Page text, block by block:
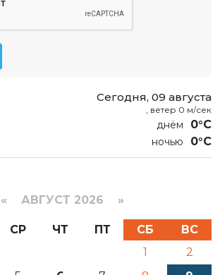
Сегодня, 09 августа
, ветер 0 м/сек
0°C
0°C
« АВГУСТ 2026 »
СР ЧТ ПТ СБ
ВС
1
2